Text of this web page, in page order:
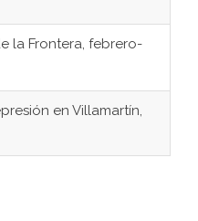
fundaciones de